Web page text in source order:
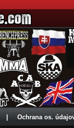
Ochrana os.